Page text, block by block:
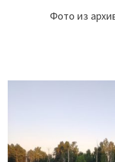
Фото из